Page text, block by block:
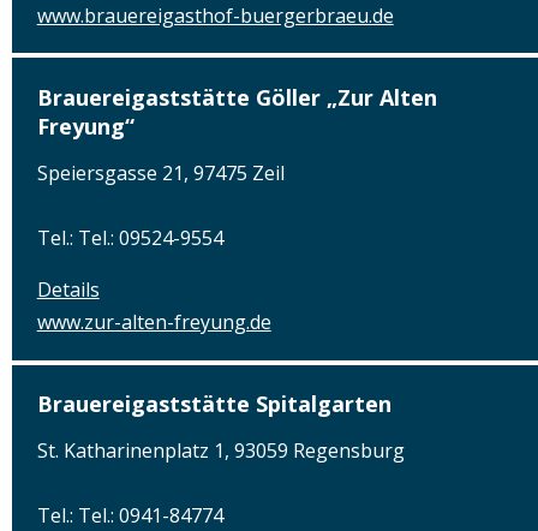
www.brauereigasthof-buergerbraeu.de
Brauereigaststätte Göller „Zur Alten
Freyung“
Speiersgasse 21, 97475 Zeil
Tel.: Tel.: 09524-9554
Details
www.zur-alten-freyung.de
Brauereigaststätte Spitalgarten
St. Katharinenplatz 1, 93059 Regensburg
Tel.: Tel.: 0941-84774